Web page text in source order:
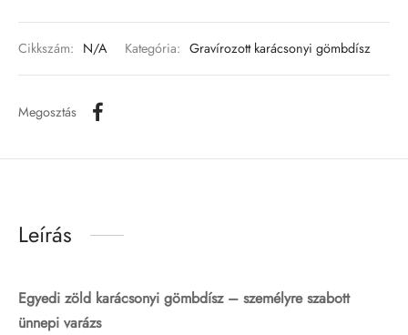
Cikkszám: N/A Kategória: Gravírozott karácsonyi gömbdísz
Megosztás
Leírás
Egyedi zöld karácsonyi gömbdísz – személyre szabott
ünnepi varázs